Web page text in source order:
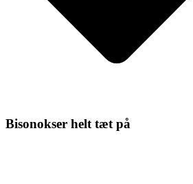
Bisonokser helt tæt på